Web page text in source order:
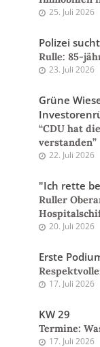
25. Juli 2026
Polizei
Rulle: 85-
23. Juli 2026
Grüne
“CDU hat
verstanden”
22. Juli 2026
"Ich rette
Ruller
20. Juli 2026
Erste
17. Juli 2026
KW 29
Termine:
17. Juli 2026